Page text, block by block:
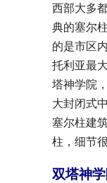
西部大多
典的塞尔
的是市区
托利亚最
塔神学院
大封闭式
塞尔柱建
柱，细节
双塔神